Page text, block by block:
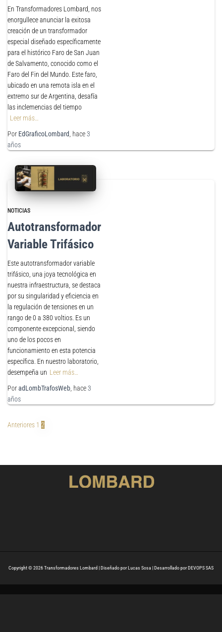
En Transformadores Lombard, nos
enorgullece anunciar la exitosa
creación de un transformador
especial diseñado específicamente
para el histórico Faro de San Juan
de Salvamento, conocido como el
Faro del Fin del Mundo. Este faro,
ubicado en una remota isla en el
extremo sur de Argentina, desafía
las inclemencias del tiempo
Leer más…
Por EdGraficoLombard, hace3
años
NOTICIAS
Autotransformador
Variable Trifásico
Este autotransformador variable
trifásico, una joya tecnológica en
nuestra infraestructura, se destaca
por su singularidad y eficiencia en
la regulación de tensiones en un
rango de 0 a 380 voltios. Es un
componente excepcional, siendo
uno de los pocos en
funcionamiento en esta potencia
específica. En nuestro laboratorio,
desempeña un Leer más…
PoradLombTrafosWeb , hace3
años
Anteriores 1 2
Copyright © 2026 Transformadores Lombard | Diseñado por Lucas Sosa | Desarrollado por DEVOPS SAS